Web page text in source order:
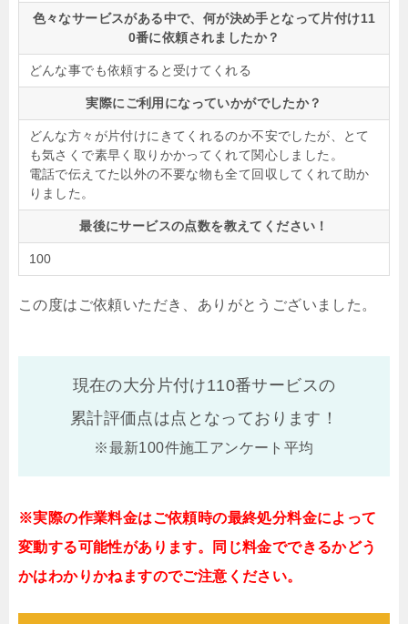
色々なサービスがある中で、何が決め手となって片付け11
0番に依頼されましたか？
どんな事でも依頼すると受けてくれる
実際にご利用になっていかがでしたか？
どんな方々が片付けにきてくれるのか不安でしたが、とて
も気さくで素早く取りかかってくれて関心しました。
電話で伝えてた以外の不要な物も全て回収してくれて助か
りました。
最後にサービスの点数を教えてください！
100
この度はご依頼いただき、ありがとうございました。
現在の大分片付け110番サービスの
累計評価点は点となっております！
※最新100件施工アンケート平均
※実際の作業料金はご依頼時の最終処分料金によって
変動する可能性があります。同じ料金でできるかどう
かはわかりかねますのでご注意ください。